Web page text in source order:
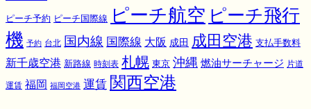
ピーチ予約 ピーチ国際線 ピーチ航空 ピーチ飛行
機 予約 台北 国内線 国際線 大阪 成田 成田空港 支払手数料
新千歳空港 新路線 時刻表 札幌 東京 沖縄 燃油サーチャージ 片道
運賃 福岡 福岡空港 運賃 関西空港